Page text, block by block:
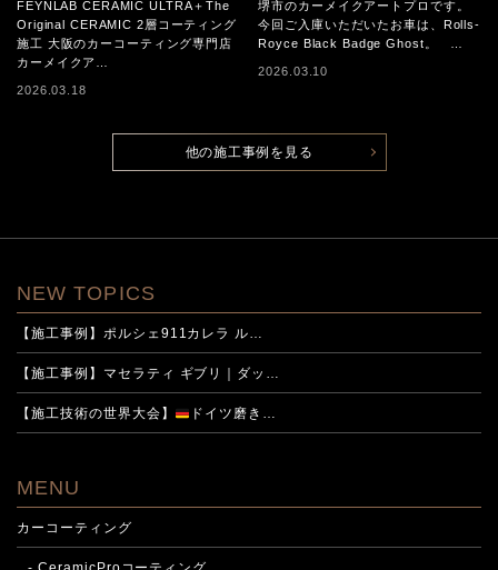
Original CERAMIC 2層コーテ
ィング施工
FEYNLAB CERAMIC ULTRA＋The
Original CERAMIC 2層コーティング
施工 大阪のカーコーティング専門店
カーメイクア…
2026.03.18
堺市のカーメイクアートプロです。
今回ご入庫いただいたお車は、Rolls-
Royce Black Badge Ghost。 …
2026.03.10
他の施工事例を見る
NEW TOPICS
【施工事例】ポルシェ911カレラ ル…
【施工事例】マセラティ ギブリ｜ダッ…
【施工技術の世界大会】 ドイツ磨き…
MENU
カーコーティング